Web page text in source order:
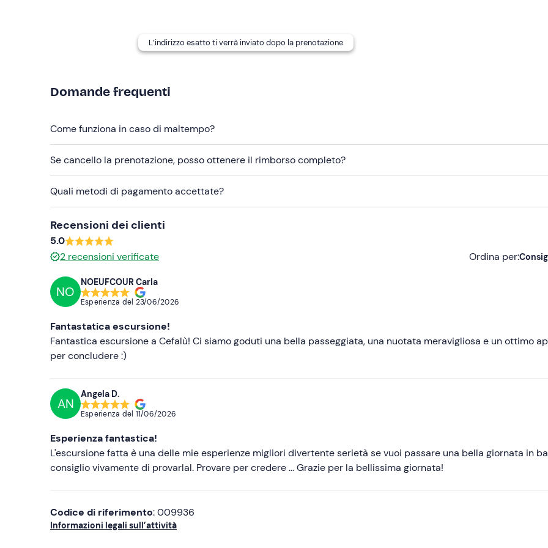
Abbigliamento adatto alla stagione in corso
Crema solare
Occhiali da sole
L’indirizzo esatto ti verrà inviato dopo la prenotazione
Domande frequenti
Come funziona in caso di maltempo?
Se cancello la prenotazione, posso ottenere il rimborso completo?
Quali metodi di pagamento accettate?
Recensioni dei clienti
5.0
2 recensioni verificate Ordina per:
Meno recenti
NO
NOEUFCOUR Carla
Esperienza del 23/06/2026
Fantastatica escursione!
Fantastica escursione a Cefalù! Ci siamo goduti una bella passeggiata, una nuotata meravigliosa e un ottimo
per concludere :)
AN
Angela D.
Esperienza del 11/06/2026
Esperienza fantastica!
L'escursione fatta è una delle mie esperienze migliori divertente serietà se vuoi passare una bella giornata in
consiglio vivamente di provarlal. Provare per credere ... Grazie per la bellissima giornata!
Codice di riferimento: 009936
Informazioni legali sull’attività